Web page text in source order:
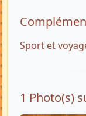
Sport et
1 Photo(s)